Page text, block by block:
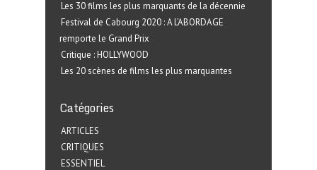
Les 30 films les plus marquants de la décennie
Festival de Cabourg 2020 : A L’ABORDAGE
remporte le Grand Prix
Critique : HOLLYWOOD
Les 20 scènes de films les plus marquantes
Catégories
ARTICLES
CRITIQUES
ESSENTIEL